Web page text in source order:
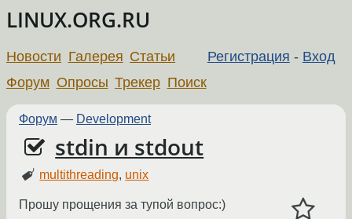
LINUX.ORG.RU
Регистрация - Вход
Новости Галерея Статьи
Форум Опросы Трекер Поиск
Форум — Development
stdin и stdout
multithreading, unix
Прошу прощения за тупой вопрос:)